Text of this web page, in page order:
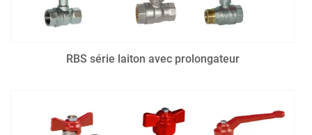
RBS série laiton avec prolongateur